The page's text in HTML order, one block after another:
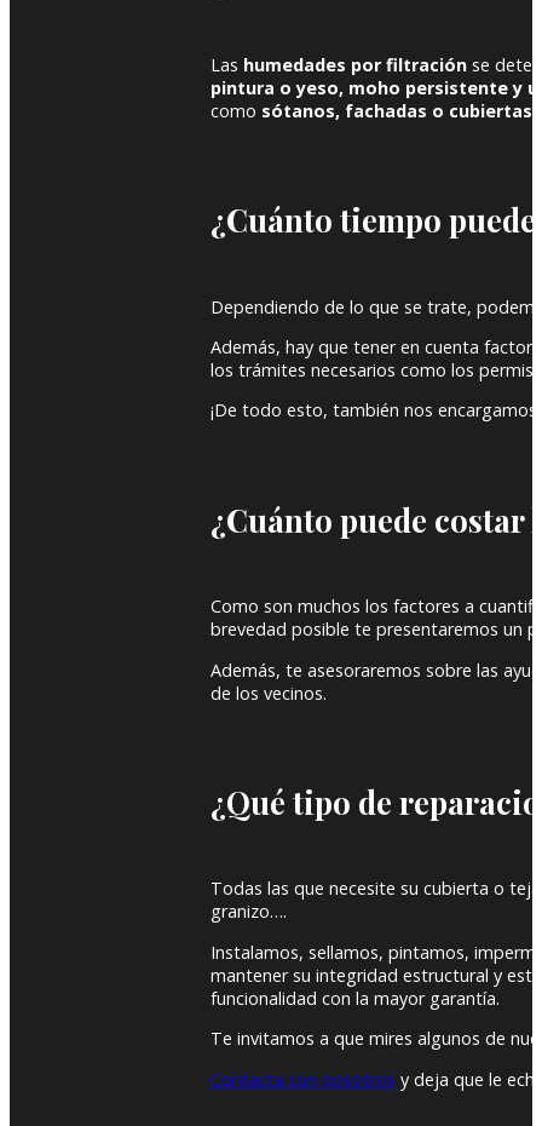
Las humedades por filtración se
pintura o yeso, moho persistente y
como sótanos, fachadas o cubiertas
¿Cuánto tiempo
Dependiendo de lo que se trate,
Además, hay que tener en cuenta
los trámites necesarios como los
¡De todo esto, también nos
¿Cuánto puede
Como son muchos los factores a
brevedad posible te presentaremos un
Además, te asesoraremos sobre las
de los vecinos.
¿Qué tipo de
Todas las que necesite su cubierta o
granizo….
Instalamos, sellamos, pintamos,
mantener su integridad estructural y
funcionalidad con la mayor garantía.
Te invitamos a que mires algunos de
Contacta con nosotros y deja que le